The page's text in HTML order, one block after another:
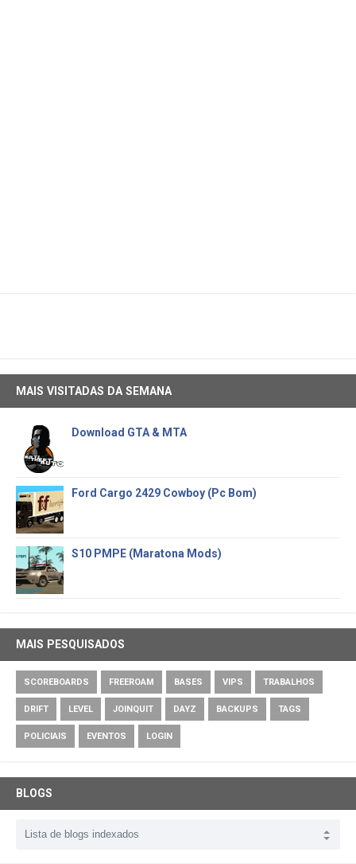
MAIS VISITADAS DA SEMANA
Download GTA & MTA
Ford Cargo 2429 Cowboy (Pc Bom)
S10 PMPE (Maratona Mods)
MAIS PESQUISADOS
SCOREBOARDS FREEROAM BASES VIPS TRABALHOS
DRIFT LEVEL JOINQUIT DAYZ BACKUPS TAGS
POLICIAIS EVENTOS LOGIN
BLOGS